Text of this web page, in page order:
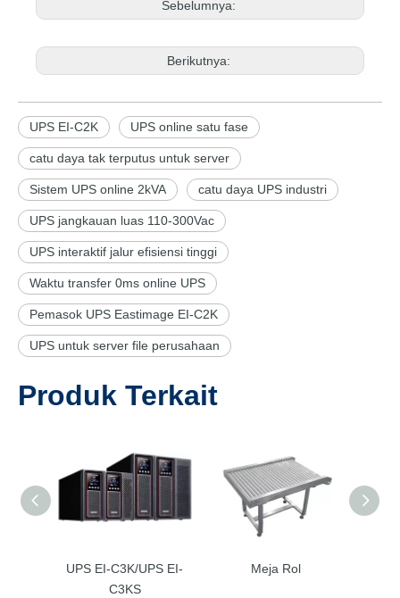
Sebelumnya:
Berikutnya:
UPS EI-C2K UPS online satu fase
catu daya tak terputus untuk server
Sistem UPS online 2kVA catu daya UPS industri
UPS jangkauan luas 110-300Vac
UPS interaktif jalur efisiensi tinggi
Waktu transfer 0ms online UPS
Pemasok UPS Eastimage EI-C2K
UPS untuk server file perusahaan
Produk Terkait
UPS EI-C3K/UPS EI-
C3KS
Meja Rol